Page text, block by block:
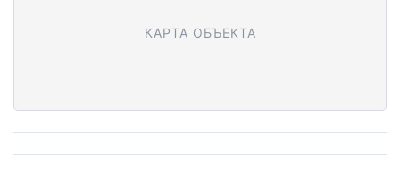
КАРТА ОБЪЕКТА